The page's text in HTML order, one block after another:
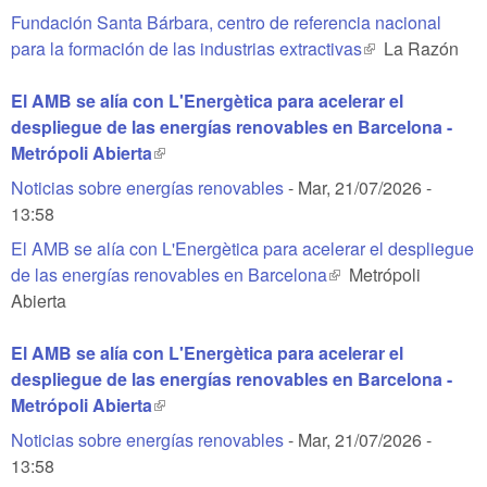
Fundación Santa Bárbara, centro de referencia nacional
para la formación de las industrias extractivas(link is external)
La Razón
El AMB se alía con L'Energètica para acelerar el
despliegue de las energías renovables en Barcelona -
Metrópoli Abierta(link is external)
Noticias sobre energías renovables- Mar, 21/07/2026 -
13:58
El AMB se alía con L'Energètica para acelerar el despliegue
de las energías renovables en Barcelona(link is external)
Metrópoli
Abierta
El AMB se alía con L'Energètica para acelerar el
despliegue de las energías renovables en Barcelona -
Metrópoli Abierta(link is external)
Noticias sobre energías renovables- Mar, 21/07/2026 -
13:58